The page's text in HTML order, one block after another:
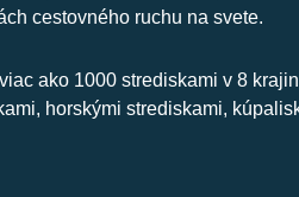
cestovného ruchu na svete.
ako 1000 strediskami v 8
horskými strediskami,